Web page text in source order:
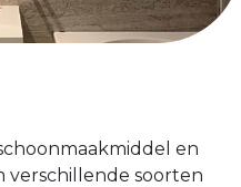
en
verschillende soorten